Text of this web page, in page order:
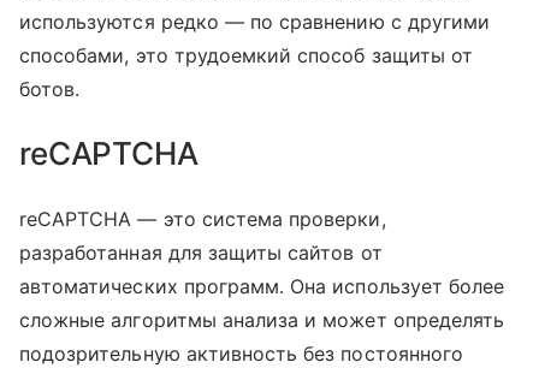
используются редко — по сравнению с другими
способами, это трудоемкий способ защиты от
ботов.
reCAPTCHA
reCAPTCHA — это система проверки,
разработанная для защиты сайтов от
автоматических программ. Она использует более
сложные алгоритмы анализа и может определять
подозрительную активность без постоянного